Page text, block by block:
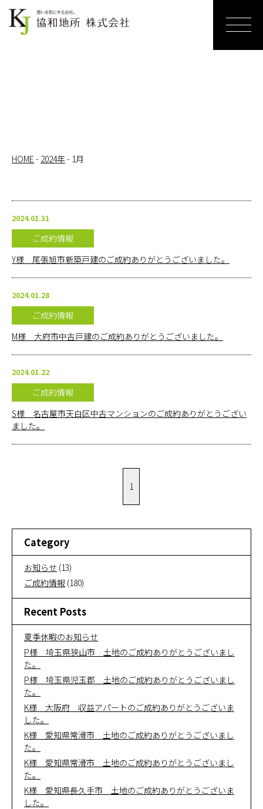
ホーム
お知らせ
HOME - 2024年- 1月
2024.01.31
ご成約情報
Y様 尾張旭市新築戸建のご成約ありがとうございました。
2024.01.28
ご成約情報
M様 大府市中古戸建のご成約ありがとうございました。
2024.01.22
ご成約情報
S様 名古屋市天白区中古マンションのご成約ありがとうござい
ました。
1
Category
お知らせ (13)
ご成約情報 (180)
Recent Posts
夏季休暇のお知らせ
P様 埼玉県狭山市 土地のご成約ありがとうございまし
た。
P様 埼玉県児玉郡 土地のご成約ありがとうございまし
た。
K様 大阪府 収益アパートのご成約ありがとうございま
した。
K様 愛知県常滑市 土地のご成約ありがとうございまし
た。
K様 愛知県常滑市 土地のご成約ありがとうございまし
た。
K様 愛知県長久手市 土地のご成約ありがとうございま
した。